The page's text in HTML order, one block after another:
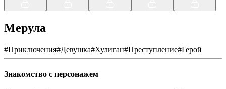
Мерула
#Приключения#Девушка#Хулиган#Преступление#Герой
Знакомство с персонажем